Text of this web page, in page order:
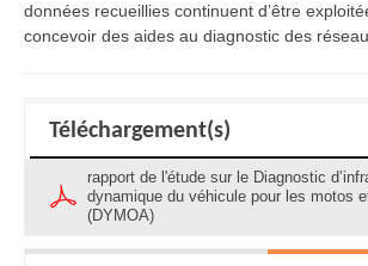
données recueillies continuent d’être
concevoir des aides au diagnostic des
Téléchargement(s)
rapport de l'étude sur le Diagnostic
dynamique du véhicule pour les motos
(DYMOA)